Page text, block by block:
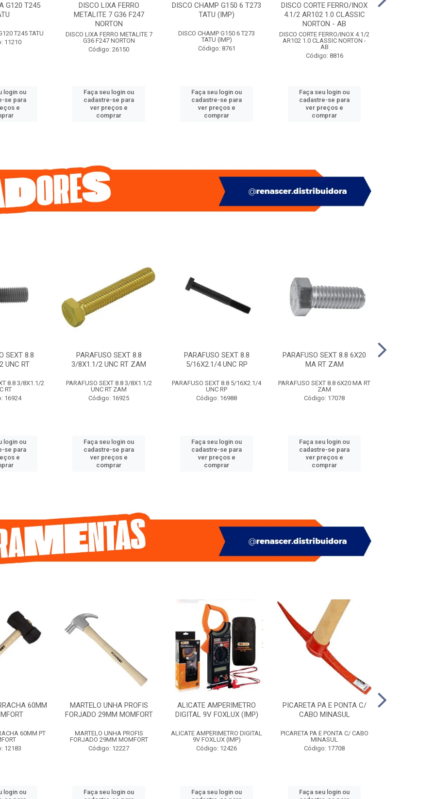
G120 T245
T245 TATU
11210
login ou
se para
e
DISCO LIXA FERRO
METALITE 7 G36 F247
NORTON
DISCO LIXA FERRO METALITE 7
G36 F247 NORTON
Código: 26150
Faça seu login ou
cadastre-se para
ver preços e
comprar
DISCO CHAMP G150 6 T273
TATU (IMP)
DISCO CHAMP G150 6 T273
TATU (IMP)
Código: 8761
Faça seu login ou
cadastre-se para
ver preços e
comprar
DISCO CORTE FERRO/INOX
4.1/2 AR102 1.0 CLASSIC
NORTON - AB
DISCO CORTE FERRO/INOX 4.1/2
AR102 1.0 CLASSIC NORTON -
AB
Código: 8816
Faça seu login ou
cadastre-se para
ver preços e
comprar
SEXT 8.8
UNC RT
8.8 3/8X1.1/2
RT
16924
login ou
se para
e
PARAFUSO SEXT 8.8
3/8X1.1/2 UNC RT ZAM
PARAFUSO SEXT 8.8 3/8X1.1/2
UNC RT ZAM
Código: 16925
Faça seu login ou
cadastre-se para
ver preços e
comprar
PARAFUSO SEXT 8.8
5/16X2.1/4 UNC RP
PARAFUSO SEXT 8.8 5/16X2.1/4
UNC RP
Código: 16988
Faça seu login ou
cadastre-se para
ver preços e
comprar
PARAFUSO SEXT 8.8 6X20
MA RT ZAM
PARAFUSO SEXT 8.8 6X20 MA RT
ZAM
Código: 17078
Faça seu login ou
cadastre-se para
ver preços e
comprar
60MM
60MM PT
12183
login ou
MARTELO UNHA PROFIS
FORJADO 29MM MOMFORT
MARTELO UNHA PROFIS
FORJADO 29MM MOMFORT
Código: 12227
Faça seu login ou
ALICATE AMPERIMETRO
DIGITAL 9V FOXLUX (IMP)
ALICATE AMPERIMETRO DIGITAL
9V FOXLUX (IMP)
Código: 12426
Faça seu login ou
PICARETA PA E PONTA C/
CABO MINASUL
PICARETA PA E PONTA C/ CABO
MINASUL
Código: 17708
Faça seu login ou